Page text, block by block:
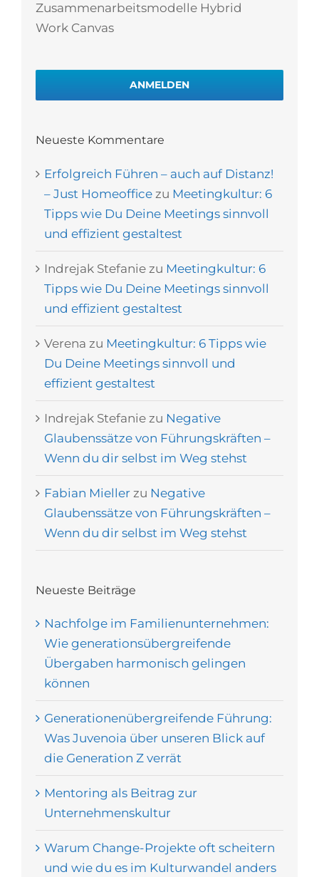
Zusammenarbeitsmodelle Hybrid
Work Canvas
ANMELDEN
Neueste Kommentare
Erfolgreich Führen – auch auf Distanz!
– Just Homeoffice zu Meetingkultur: 6
Tipps wie Du Deine Meetings sinnvoll
und effizient gestaltest
Indrejak Stefanie zu Meetingkultur: 6
Tipps wie Du Deine Meetings sinnvoll
und effizient gestaltest
Verena zu Meetingkultur: 6 Tipps wie
Du Deine Meetings sinnvoll und
effizient gestaltest
Indrejak Stefanie zu Negative
Glaubenssätze von Führungskräften –
Wenn du dir selbst im Weg stehst
Fabian Mieller zu Negative
Glaubenssätze von Führungskräften –
Wenn du dir selbst im Weg stehst
Neueste Beiträge
Nachfolge im Familienunternehmen:
Wie generationsübergreifende
Übergaben harmonisch gelingen
können
Generationenübergreifende Führung:
Was Juvenoia über unseren Blick auf
die Generation Z verrät
Mentoring als Beitrag zur
Unternehmenskultur
Warum Change-Projekte oft scheitern
und wie du es im Kulturwandel anders